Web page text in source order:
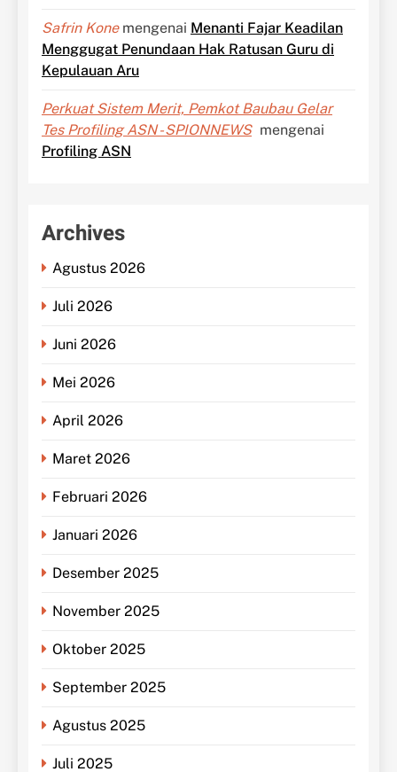
Safrin Konemengenai Menanti Fajar Keadilan
Menggugat Penundaan Hak Ratusan Guru di
Kepulauan Aru
Perkuat Sistem Merit, Pemkot Baubau Gelar
Tes Profiling ASN - SPIONNEWS mengenai
Profiling ASN
Archives
Agustus 2026
Juli 2026
Juni 2026
Mei 2026
April 2026
Maret 2026
Februari 2026
Januari 2026
Desember 2025
November 2025
Oktober 2025
September 2025
Agustus 2025
Juli 2025